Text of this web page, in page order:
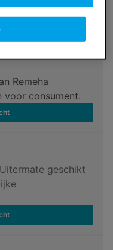
consument.
Remeha
voor consument.
geschikt